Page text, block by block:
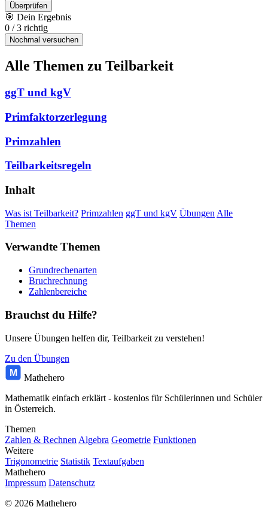
Überprüfen
🎯 Dein Ergebnis
0 /3 richtig
Nochmal versuchen
Alle Themen zu Teilbarkeit
ggT und kgV
Primfaktorzerlegung
Primzahlen
Teilbarkeitsregeln
Inhalt
Was ist Teilbarkeit? Primzahlen ggT und kgV Übungen Alle
Themen
Verwandte Themen
Grundrechenarten
Bruchrechnung
Zahlenbereiche
Brauchst du Hilfe?
Unsere Übungen helfen dir, Teilbarkeit zu verstehen!
Zu den Übungen
M
Mathehero
Mathematik einfach erklärt - kostenlos für Schülerinnen und Schüler
in Österreich.
Themen
Zahlen & Rechnen Algebra Geometrie Funktionen
Weitere
Trigonometrie Statistik Textaufgaben
Mathehero
Impressum Datenschutz
© 2026 Mathehero